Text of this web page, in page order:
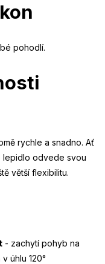
pohodlí.
rychle a snadno. Ať
lepidlo odvede svou
větší flexibilitu.
- zachytí pohyb na
úhlu 120°